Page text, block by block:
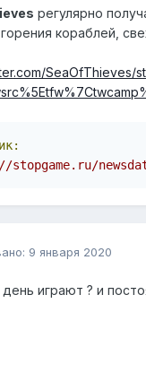
регулярно
кораблей,
SeaOfThieves/
//stopgame.ru/
9 января 2020
день играют ? и